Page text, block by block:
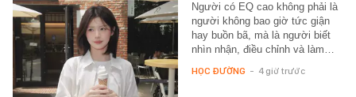
Người có EQ cao không phải là
người không bao giờ tức giận
hay buồn bã, mà là người biết
nhìn nhận, điều chỉnh và làm…
HỌC ĐƯỜNG - 4 giờ trước